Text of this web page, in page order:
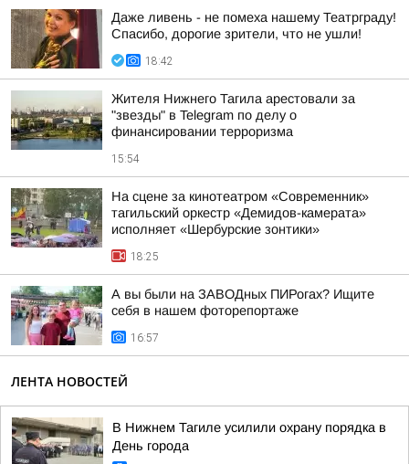
Даже ливень - не помеха нашему Театрграду!
Спасибо, дорогие зрители, что не ушли!
18:42
Жителя Нижнего Тагила арестовали за
"звезды" в Telegram по делу о
финансировании терроризма
15:54
На сцене за кинотеатром «Современник»
тагильский оркестр «Демидов-камерата»
исполняет «Шербурские зонтики»
18:25
А вы были на ЗАВОДных ПИРогах? Ищите
себя в нашем фоторепортаже
16:57
ЛЕНТА НОВОСТЕЙ
В Нижнем Тагиле усилили охрану порядка в
День города